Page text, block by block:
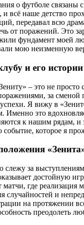
о футболе связаны
и всё наше детство
передавал всю
от поражений. Это
фундамент моей
мою неизменную
и его истории
– это не
за сменой
Я вижу в
Именно это
к нашим рядам, и
событие, которое я
слежу за
достойную
где реализация
случайностей и
на протяжении
преодолеть